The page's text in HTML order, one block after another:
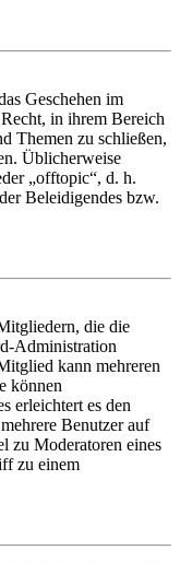
Geschehen im
in ihrem Bereich
Themen zu schließen,
Üblicherweise
„offtopic“, d. h.
Beleidigendes bzw.
die die
Administration
kann mehreren
können
erleichtert es den
Benutzer auf
zu Moderatoren eines
zu einem